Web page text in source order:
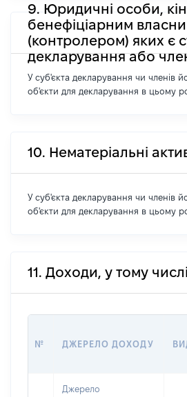
9. Юридичні особи,
бенефіціарним
(контролером) яких є
декларування або
У суб'єкта декларування чи членів
об'єкти для декларування в цьому
10. Нематеріальні
У суб'єкта декларування чи членів
об'єкти для декларування в цьому
11. Доходи, у тому
№ ДЖЕРЕЛО ДОХОДУ
Джерело